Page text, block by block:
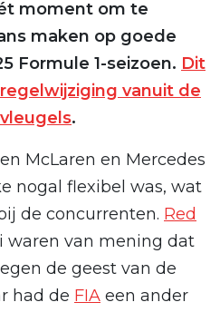
moment om te
maken op goede
Formule 1-seizoen. Dit
vanuit de
.
McLaren en Mercedes
nogal flexibel was, wat
de concurrenten. Red
waren van mening dat
de geest van de
had de FIA een ander